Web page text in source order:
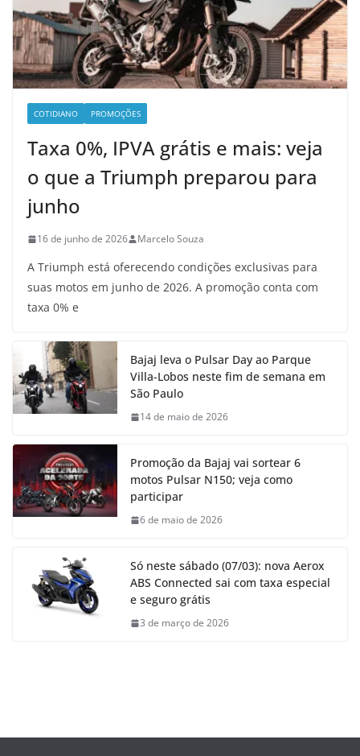
COTIDIANO PROMOÇÕES
Taxa 0%, IPVA grátis e mais: veja
o que a Triumph preparou para
junho
16 de junho de 2026 Marcelo Souza
A Triumph está oferecendo condições exclusivas para
suas motos em junho de 2026. A promoção conta com
taxa 0% e
Bajaj leva o Pulsar Day ao Parque
Villa-Lobos neste fim de semana em
São Paulo
14 de maio de 2026
Promoção da Bajaj vai sortear 6
motos Pulsar N150; veja como
participar
6 de maio de 2026
Só neste sábado (07/03): nova Aerox
ABS Connected sai com taxa especial
e seguro grátis
3 de março de 2026